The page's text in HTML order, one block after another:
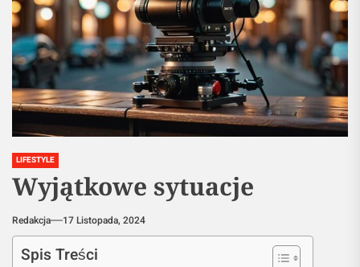
LIFESTYLE
Wyjątkowe sytuacje
Redakcja 17 Listopada, 2024
Spis Treści